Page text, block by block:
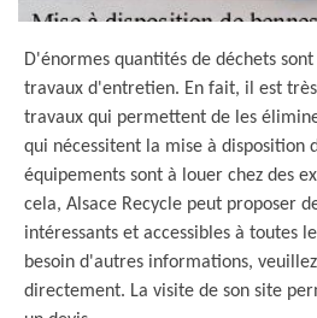
D'énormes quantités de déchets
travaux d'entretien. En fait, il est
travaux qui permettent de les
qui nécessitent la mise à disposition
équipements sont à louer chez des
cela, Alsace Recycle peut proposer
intéressants et accessibles à toutes
besoin d'autres informations,
directement. La visite de son site